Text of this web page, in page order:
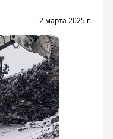
2 марта 2025 г.